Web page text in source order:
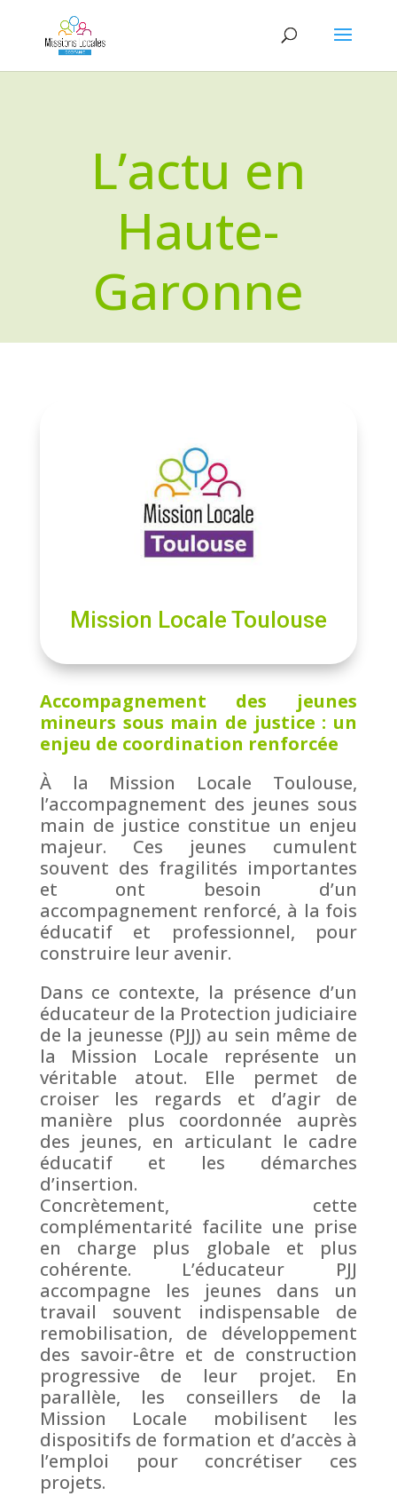
L’actu en
Haute-
Garonne
Mission Locale Toulouse
Accompagnement des jeunes
mineurs sous main de justice : un
enjeu de coordination renforcée
À la Mission Locale Toulouse,
l’accompagnement des jeunes sous
main de justice constitue un enjeu
majeur. Ces jeunes cumulent
souvent des fragilités importantes
et ont besoin d’un
accompagnement renforcé, à la fois
éducatif et professionnel, pour
construire leur avenir.
Dans ce contexte, la présence d’un
éducateur de la Protection judiciaire
de la jeunesse (PJJ) au sein même de
la Mission Locale représente un
véritable atout. Elle permet de
croiser les regards et d’agir de
manière plus coordonnée auprès
des jeunes, en articulant le cadre
éducatif et les démarches
d’insertion.
Concrètement, cette
complémentarité facilite une prise
en charge plus globale et plus
cohérente. L’éducateur PJJ
accompagne les jeunes dans un
travail souvent indispensable de
remobilisation, de développement
des savoir-être et de construction
progressive de leur projet. En
parallèle, les conseillers de la
Mission Locale mobilisent les
dispositifs de formation et d’accès à
l’emploi pour concrétiser ces
projets.